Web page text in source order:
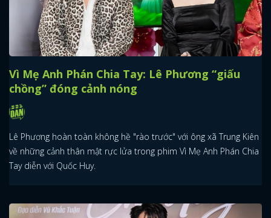
Vì Mẹ Anh Phán Chia Tay: Lê Phương “giấu
chồng” đóng cảnh nóng
Lê Phương hoàn toàn không hề "rào trước" với ông xã Trung Kiên
về những cảnh thân mật rực lửa trong phim Vì Mẹ Anh Phán Chia
Tay diễn với Quốc Huy.